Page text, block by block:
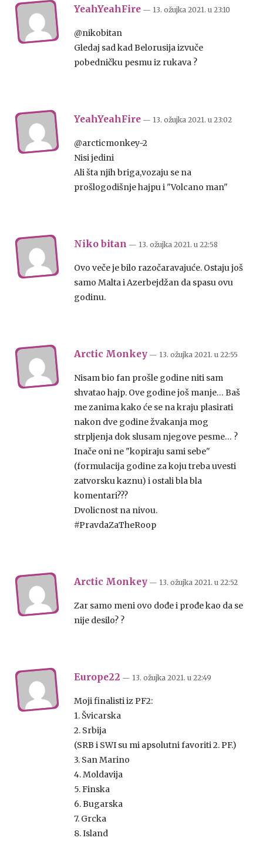
YeahYeahFire — 13. ožujka 2021. u 23:10
@nikobitan
Gledaj sad kad Belorusija izvuče
pobedničku pesmu iz rukava ?
YeahYeahFire — 13. ožujka 2021. u 23:02
@arcticmonkey-2
Nisi jedini
Ali šta njih briga,vozaju se na
prošlogodišnje hajpu i "Volcano man"
Niko bitan — 13. ožujka 2021. u 22:58
Ovo veče je bilo razočaravajuće. Ostaju još
samo Malta i Azerbejdžan da spasu ovu
godinu.
Arctic Monkey — 13. ožujka 2021. u 22:55
Nisam bio fan prošle godine niti sam
shvatao hajp. Ove godine još manje… Baš
me zanima kako će se na kraju plasirati
nakon dve godine žvakanja mog
strpljenja dok slusam njegove pesme… ?
Inače oni ne "kopiraju sami sebe"
(formulacija godine za koju treba uvesti
zatvorsku kaznu) i ostali bla bla
komentari???
Dvolicnost na nivou.
#PravdaZaTheRoop
Arctic Monkey — 13. ožujka 2021. u 22:52
Zar samo meni ovo dođe i prođe kao da se
nije desilo? ?
Europe22 — 13. ožujka 2021. u 22:49
Moji finalisti iz PF2:
1. Švicarska
2. Srbija
(SRB i SWI su mi apsolutni favoriti 2. PF.)
3. San Marino
4. Moldavija
5. Finska
6. Bugarska
7. Grcka
8. Island